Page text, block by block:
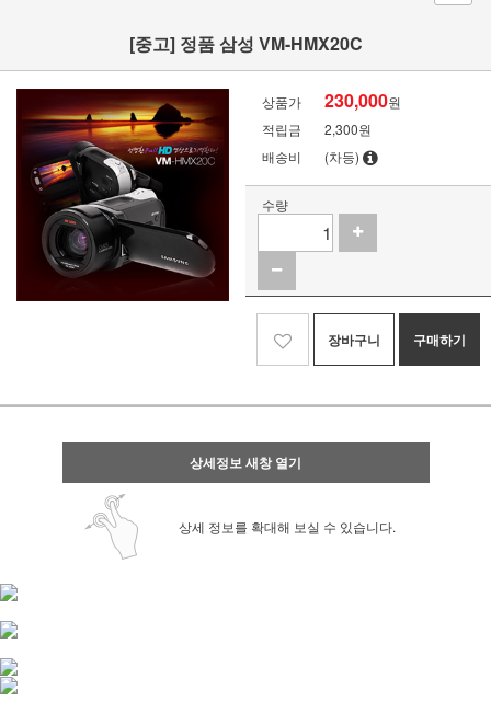
[중고] 정품 삼성 VM-HMX20C
상품가 230,000원
적립금
2,300원
배송비
(차등)
수량
장바구니 구매하기
상세정보 새창 열기
상세 정보를 확대해 보실 수 있습니다.